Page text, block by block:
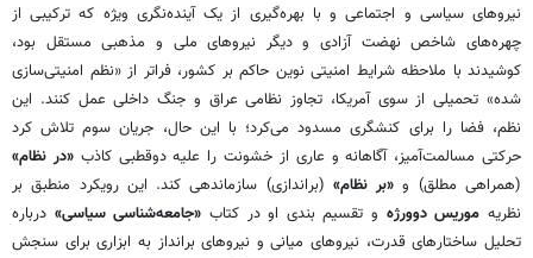
نیروهای سیاسی و اجتماعی و با بهره‌گیری از یک آینده‌نگری ویژه که ترکیبی از
چهره‌های شاخص نهضت آزادی و دیگر نیروهای ملی و مذهبی مستقل بود،
کوشیدند با ملاحظه شرایط امنیتی نوین حاکم بر کشور، فراتر از «نظم امنیتی‌سازی
شده» تحمیلی از سوی آمریکا، تجاوز نظامی عراق و جنگ داخلی عمل کنند. این
نظم، فضا را برای کنشگری مسدود می‌کرد؛ با این حال، جریان سوم تلاش کرد
حرکتی مسالمت‌آمیز، آگاهانه و عاری از خشونت را علیه دوقطبی کاذب«در نظام»
(همراهی مطلق) و «بر نظام» (براندازی) سازماندهی کند. این رویکرد منطبق بر
نظریه موریس دوورژه و تقسیم بندی او در کتاب «جامعه‌شناسی سیاسی» درباره
تحلیل ساختارهای قدرت، نیروهای میانی و نیروهای برانداز به ابزاری برای سنجش